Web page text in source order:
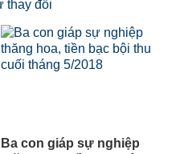
Ba con giáp sự nghiệp